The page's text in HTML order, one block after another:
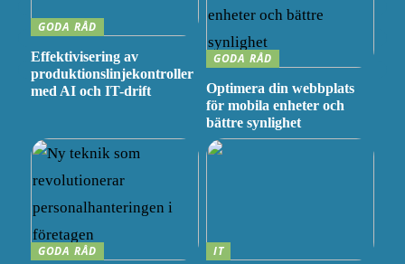
GODA RÅD
Effektivisering av
produktionslinjekontroller
med AI och IT-drift
GODA RÅD
Optimera din webbplats
för mobila enheter och
bättre synlighet
GODA RÅD
IT